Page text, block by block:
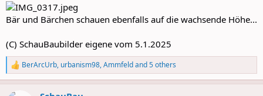
Bär und Bärchen schauen ebenfalls auf die wachsende Höhe...
(C) SchauBaubilder eigene vom 5.1.2025
R
e
a
BerArcUrb, urbanism98,Ammfeldand 5 others